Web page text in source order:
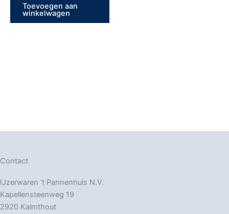
Toevoegen aan
winkelwagen
Contact
IJzerwaren ‘t Pannenhuis N.V.
Kapellensteenweg 19
2920 Kalmthout